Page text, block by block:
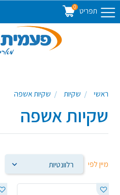
תפריט 0
ראשי שקיות שקיות אשפה
שקיות אשפה
מיין לפי